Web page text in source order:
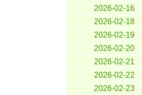
2026-02-16
2026-02-18
2026-02-19
2026-02-20
2026-02-21
2026-02-22
2026-02-23